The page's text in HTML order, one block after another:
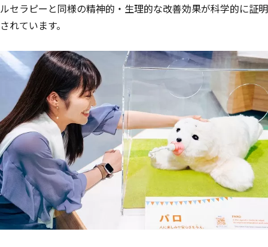
ルセラピーと同様の精神的・生理的な改善効果が科学的に証明
されています。